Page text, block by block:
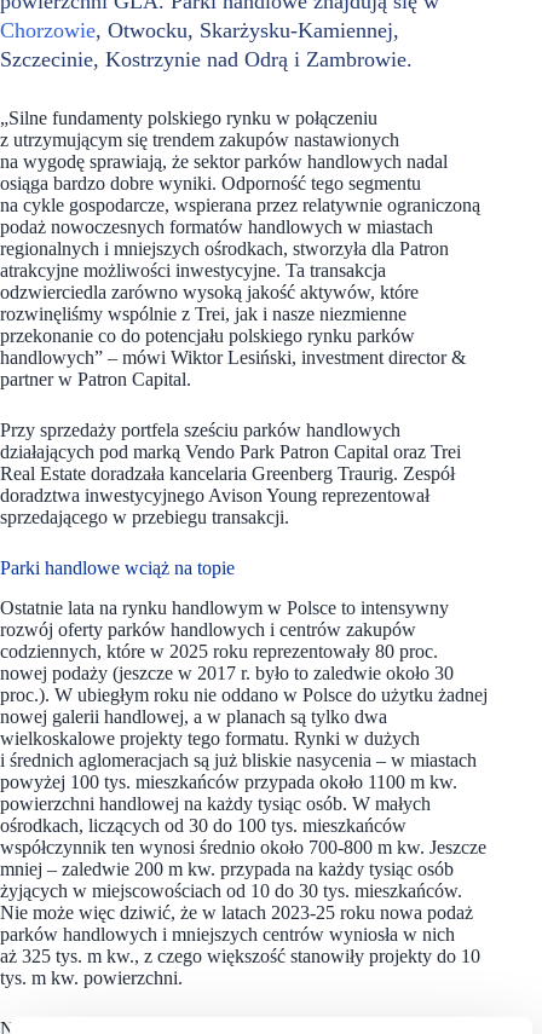
Chorzowie, Otwocku, Skarżysku-Kamiennej,
Szczecinie, Kostrzynie nad Odrą i Zambrowie.
„Silne fundamenty polskiego rynku w połączeniu
z utrzymującym się trendem zakupów nastawionych
na wygodę sprawiają, że sektor parków handlowych nadal
osiąga bardzo dobre wyniki. Odporność tego segmentu
na cykle gospodarcze, wspierana przez relatywnie ograniczoną
podaż nowoczesnych formatów handlowych w miastach
regionalnych i mniejszych ośrodkach, stworzyła dla Patron
atrakcyjne możliwości inwestycyjne. Ta transakcja
odzwierciedla zarówno wysoką jakość aktywów, które
rozwinęliśmy wspólnie z Trei, jak i nasze niezmienne
przekonanie co do potencjału polskiego rynku parków
handlowych” – mówi Wiktor Lesiński, investment director &
partner w Patron Capital.
Przy sprzedaży portfela sześciu parków handlowych
działających pod marką Vendo Park Patron Capital oraz Trei
Real Estate doradzała kancelaria Greenberg Traurig. Zespół
doradztwa inwestycyjnego Avison Young reprezentował
sprzedającego w przebiegu transakcji.
Parki handlowe wciąż na topie
Ostatnie lata na rynku handlowym w Polsce to intensywny
rozwój oferty parków handlowych i centrów zakupów
codziennych, które w 2025 roku reprezentowały 80 proc.
nowej podaży (jeszcze w 2017 r. było to zaledwie około 30
proc.). W ubiegłym roku nie oddano w Polsce do użytku żadnej
nowej galerii handlowej, a w planach są tylko dwa
wielkoskalowe projekty tego formatu. Rynki w dużych
i średnich aglomeracjach są już bliskie nasycenia – w miastach
powyżej 100 tys. mieszkańców przypada około 1100 m kw.
powierzchni handlowej na każdy tysiąc osób. W małych
ośrodkach, liczących od 30 do 100 tys. mieszkańców
współczynnik ten wynosi średnio około 700-800 m kw. Jeszcze
mniej – zaledwie 200 m kw. przypada na każdy tysiąc osób
żyjących w miejscowościach od 10 do 30 tys. mieszkańców.
Nie może więc dziwić, że w latach 2023-25 roku nowa podaż
parków handlowych i mniejszych centrów wyniosła w nich
aż 325 tys. m kw., z czego większość stanowiły projekty do 10
tys. m kw. powierzchni.
Na drugim biegunie są największe aglomeracje, gdzie rozwój